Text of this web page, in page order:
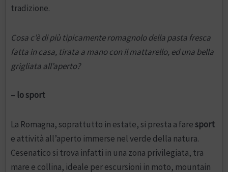
tradizione.
Cosa c’è di più tipicamente romagnolo della pasta fresca
fatta in casa, tirata a mano con il mattarello, ed una bella
grigliata all’aperto?
– lo sport
La Romagna, soprattutto in estate, si presta a faresport
e attività all’aperto immerse nel verde della natura.
Cesenatico si trova infatti in una zona privilegiata, tra
mare e collina, ideale per escursioni in moto, mountain